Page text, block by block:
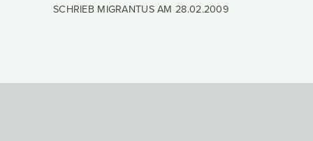
SCHRIEB MIGRANTUS AM28.02.2009